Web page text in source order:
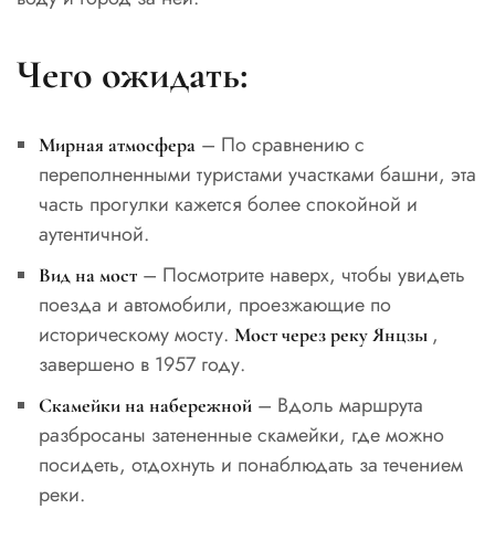
Чего ожидать:
Мирная атмосфера– По сравнению с
переполненными туристами участками башни, эта
часть прогулки кажется более спокойной и
аутентичной.
Вид на мост– Посмотрите наверх, чтобы увидеть
поезда и автомобили, проезжающие по
историческому мосту. Мост через реку Янцзы ,
завершено в 1957 году.
Скамейки на набережной– Вдоль маршрута
разбросаны затененные скамейки, где можно
посидеть, отдохнуть и понаблюдать за течением
реки.